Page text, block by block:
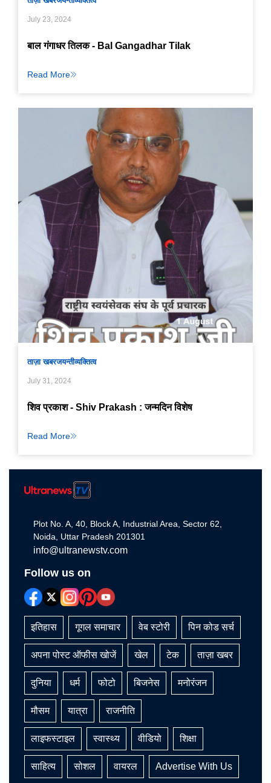
July 23, 2024
बाल गंगाधर तिलक - Bal Gangadhar Tilak
Read More
ताज़ा खबरजयन्तीव्यक्तित्व
July 31, 2024
शिव प्रकाश - Shiv Prakash : जन्मदिन विशेष
Read More
Plot No. A, 40, Block A, Industrial Area, Sector 62,
Noida, Uttar Pradesh 201301
info@ultranewstv.com
Follow us on
इतिहास गूगल समाचार वेब स्टोरी पिन कोड सर्च
अपना पोस्ट ऑफीस खोजें खेल टेक ताज़ा खबर
दुनिया धर्म फोटो बिजनेस मनोरंजन
मौसम यात्रा राजनीति
लाइफस्टाइल स्वास्थ्य वीडियो शिक्षा
साहित्य सोशल वायरल Advertise With Us